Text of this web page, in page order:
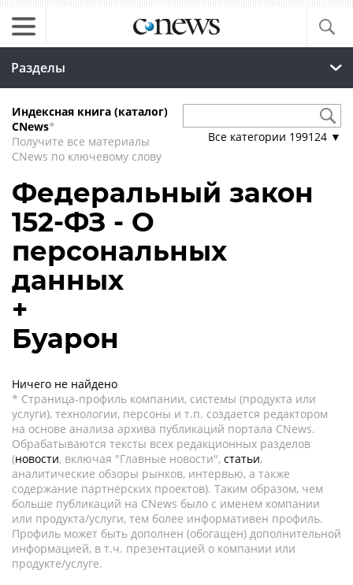
Разделы
Индексная книга (каталог)
CNews*
Получите все материалы
CNews по ключевому слову
Все категории 199124 ▼
Федеральный закон
152-ФЗ - О
персональных
данных
+
Буарон
Ничего не найдено
* Страница-профиль компании, системы (продукта или
услуги), технологии, персоны и т.п. создается редактором
на основе анализа архива публикаций портала CNews.
Обрабатываются тексты всех редакционных разделов
(новости, включая "Главные новости", статьи,
аналитические обзоры рынков, интервью, а также
содержание партнёрских проектов). Таким образом, чем
больше публикаций на CNews было с именем компании
или продукта/услуги, тем более информативен профиль.
Профиль может быть дополнен (обогащен) дополнительной
информацией, в т.ч. презентацией о компании или
продукте/услуге.